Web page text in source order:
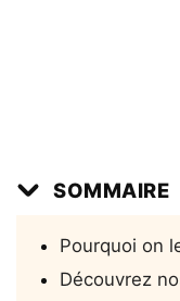
SOMMAIRE
Pourquoi on
Découvrez